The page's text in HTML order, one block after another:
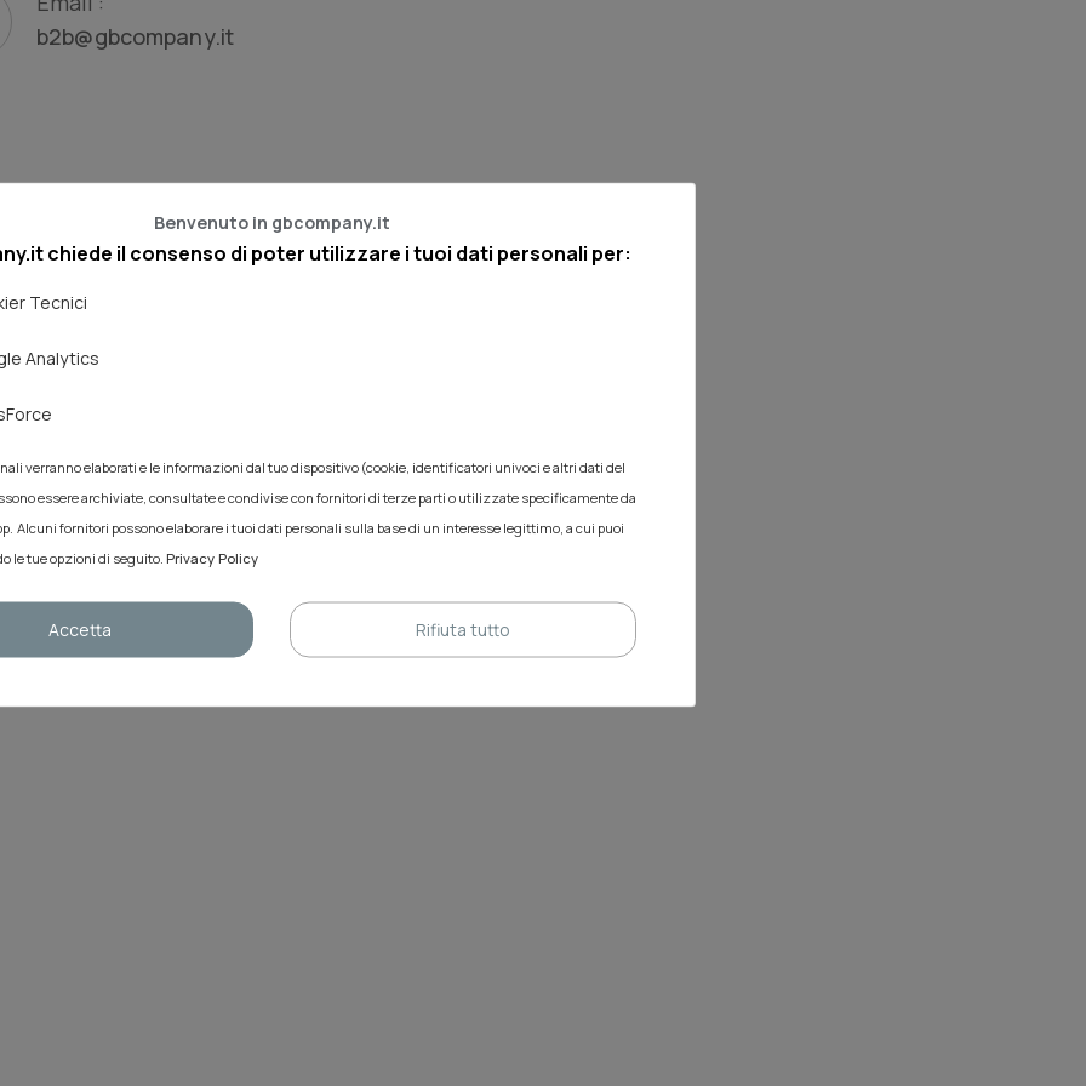
b2b@gbcompany.it
Benvenuto in gbcompany.it
chiede il consenso di poter utilizzare i tuoi dati personali per:
Tecnici
Analytics
verranno elaborati e le informazioni dal tuo dispositivo (cookie, identificatori univoci e altri dati del
essere archiviate, consultate e condivise con fornitori di terze parti o utilizzate specificamente da
Alcuni fornitori possono elaborare i tuoi dati personali sulla base di un interesse legittimo, a cui puoi
le tue opzioni di seguito. Privacy Policy
Accetta Rifiuta tutto